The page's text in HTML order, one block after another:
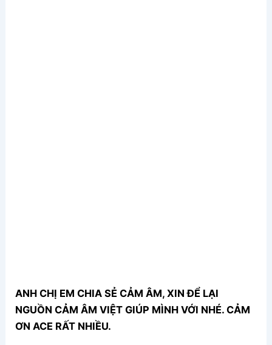
ANH CHỊ EM CHIA SẺ CẢM ÂM, XIN ĐỂ LẠI
NGUỒN CẢM ÂM VIỆT GIÚP MÌNH VỚI NHÉ. CẢM
ƠN ACE RẤT NHIỀU.